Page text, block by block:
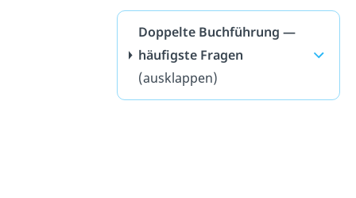
Doppelte Buchführung —
häufigste Fragen
(ausklappen)